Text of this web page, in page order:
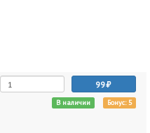
99
В наличии Бонус: 5